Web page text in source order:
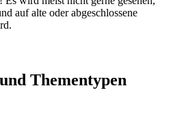
auf alte oder abgeschlossene
Thementypen